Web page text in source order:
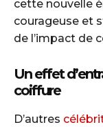
cette nouvelle
courageuse et
de l’impact de
Un effet
coiffure
D’autres